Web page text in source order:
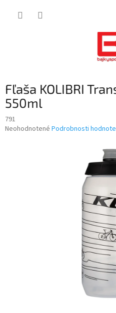
Fľaša KOLIBRI
550ml
791
Priemerné
Neohodnotené Podrobnosti